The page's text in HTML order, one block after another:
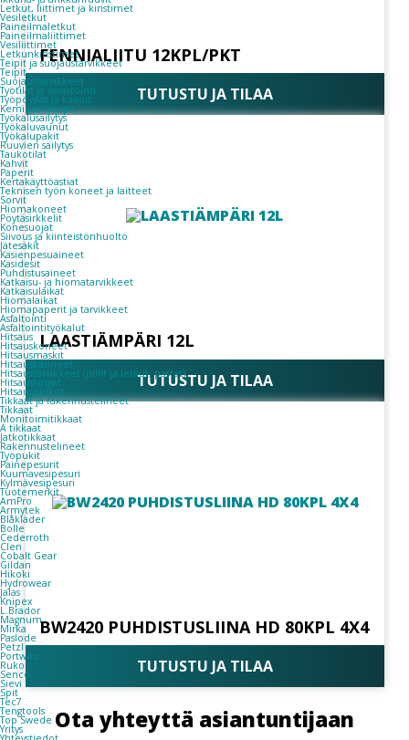
Letkut, liittimet ja kiristimet
Vesiletkut
Paineilmaletkut
Paineilmaliittimet
Vesiliittimet
Letkunkiristimet
Teipit ja suojaustarvikkeet
Teipit
Suojaustarvikkeet
Työtilat ja varastointi
Työpöydät ja kaapit
Kemikaalikaapit
Työkalusäilytys
Työkaluvaunut
Työkalupakit
Ruuvien säilytys
Taukotilat
Kahvit
Paperit
Kertakäyttöastiat
Teknisen työn koneet ja laitteet
Sorvit
Hiomakoneet
Pöytäsirkkelit
Konesuojat
Siivous ja kiinteistönhuolto
Jätesäkit
Käsienpesuaineet
Käsidesit
Puhdistusaineet
Katkaisu- ja hiomatarvikkeet
Katkaisulaikat
Hiomalaikat
Hiomapaperit ja tarvikkeet
Asfaltointi
Asfaltointityökalut
Hitsaus
Hitsauskoneet
Hitsausmaskit
Hitsauskäsineet
Hitsaustarvikkeet (pillit ja letkut, pastat)
Hitsauslangat
Hitsauspuikot
Tikkaat ja rakennustelineet
Tikkaat
Monitoimitikkaat
A tikkaat
Jatkotikkaat
Rakennustelineet
Työpukit
Painepesurit
Kuumavesipesuri
Kylmävesipesuri
Tuotemerkit
AmPro
Armytek
Blåkläder
Bolle
Cederroth
Clen
Cobalt Gear
Gildan
Hikoki
Hydrowear
Jalas
Knipex
L.Brador
Magnum
Mirka
Paslode
Petzl
Portwest
Ruko
Senco
Sievi
Spit
Tec7
Tengtools
Top Swede
Yritys
FENNIALIITU 12KPL/PKT
TUTUSTU JA TILAA
LAASTIÄMPÄRI 12L
TUTUSTU JA TILAA
BW2420 PUHDISTUSLIINA HD 80KPL 4X4
TUTUSTU JA TILAA
Ota yhteyttä asiantuntijaan